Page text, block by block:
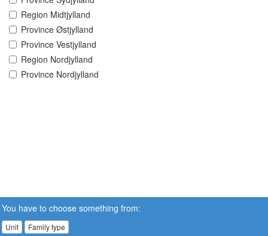
Region Midtjylland
Province Østjylland
Province Vestjylland
Region Nordjylland
Province Nordjylland
You have to choose something from:
Unit Family type